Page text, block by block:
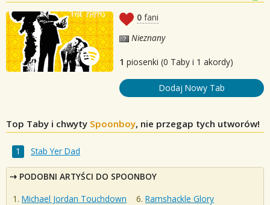
0 fani
Nieznany
1 piosenki (0 Taby i 1 akordy)
Dodaj Nowy Tab
Top Taby i chwyty Spoonboy, nie przegap tych utworów!
Stab Yer Dad
PODOBNI ARTYŚCI DO SPOONBOY
Michael Jordan Touchdown
Ramshackle Glory